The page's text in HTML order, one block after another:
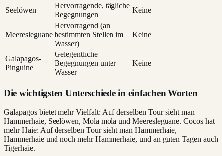
Seelöwen
Hervorragende, tägliche
Begegnungen
Keine
Meeresleguane
Hervorragend (an
bestimmten Stellen im
Wasser)
Keine
Galapagos-
Pinguine
Gelegentliche
Begegnungen unter
Wasser
Keine
Die wichtigsten Unterschiede in einfachen Worten
Galapagos bietet mehr Vielfalt: Auf derselben Tour sieht man
Hammerhaie, Seelöwen, Mola mola und Meeresleguane. Cocos hat
mehr Haie: Auf derselben Tour sieht man Hammerhaie,
Hammerhaie und noch mehr Hammerhaie, und an guten Tagen auch
Tigerhaie.